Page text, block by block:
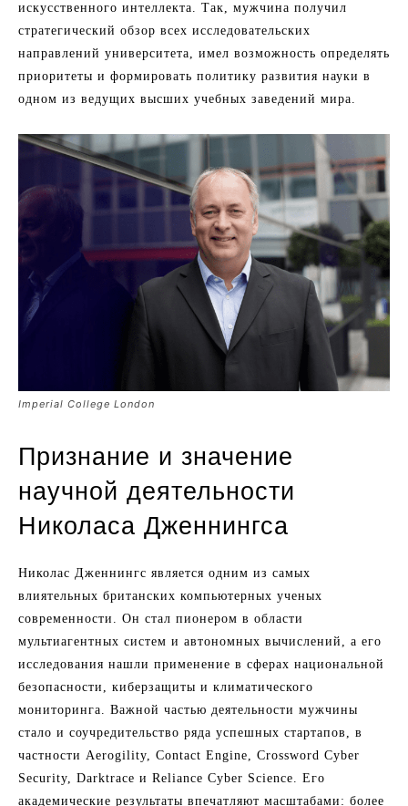
искусственного интеллекта. Так, мужчина получил
стратегический обзор всех исследовательских
направлений университета, имел возможность определять
приоритеты и формировать политику развития науки в
одном из ведущих высших учебных заведений мира.
Imperial College London
Признание и значение
научной деятельности
Николаса Дженнингса
Николас Дженнингс является одним из самых
влиятельных британских компьютерных ученых
современности. Он стал пионером в области
мультиагентных систем и автономных вычислений, а его
исследования нашли применение в сферах национальной
безопасности, киберзащиты и климатического
мониторинга. Важной частью деятельности мужчины
стало и соучредительство ряда успешных стартапов, в
частности Aerogility, Contact Engine, Crossword Cyber
Security, Darktrace и Reliance Cyber Science. Его
академические результаты впечатляют масштабами: более